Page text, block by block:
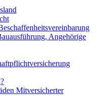
Angehörige
Mitversicherter